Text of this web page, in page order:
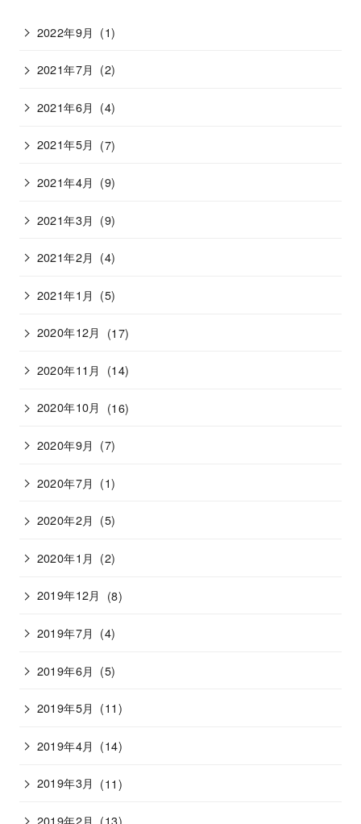
2022年9月 (1)
2021年7月 (2)
2021年6月 (4)
2021年5月 (7)
2021年4月 (9)
2021年3月 (9)
2021年2月 (4)
2021年1月 (5)
2020年12月 (17)
2020年11月 (14)
2020年10月 (16)
2020年9月 (7)
2020年7月 (1)
2020年2月 (5)
2020年1月 (2)
2019年12月 (8)
2019年7月 (4)
2019年6月 (5)
2019年5月 (11)
2019年4月 (14)
2019年3月 (11)
2019年2月 (13)